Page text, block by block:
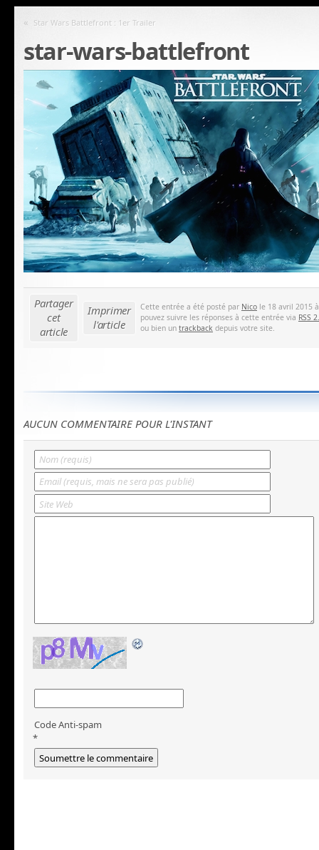
« Star Wars Battlefront : 1er Trailer
star-wars-battlefront
Partager
cet
article
Imprimer
l'article
Cette entrée a été posté par Nico le 18 avril 2015
pouvez suivre les réponses à cette entrée via RSS
ou bien un trackback depuis votre site.
AUCUN COMMENTAIRE POUR L'INSTANT
Code Anti-spam
*